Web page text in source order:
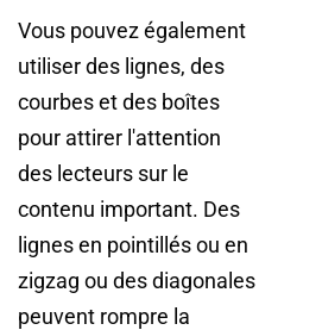
Vous pouvez également
utiliser des lignes, des
courbes et des boîtes
pour attirer l'attention
des lecteurs sur le
contenu important. Des
lignes en pointillés ou en
zigzag ou des diagonales
peuvent rompre la